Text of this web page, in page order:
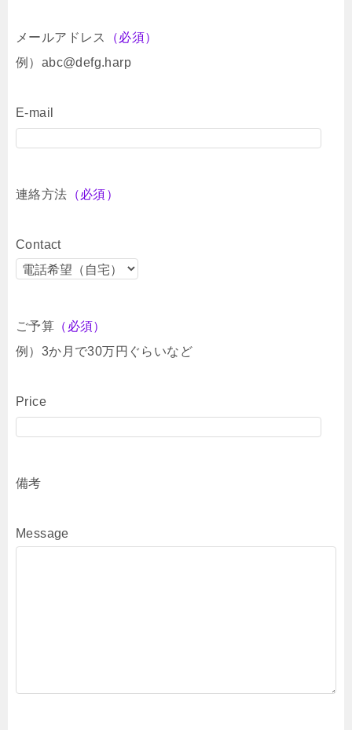
メールアドレス
（必須）
例）abc@defg.harp
E-mail
連絡方法 （必須）
Contact
ご予算 （必須）
例）3か月で30万円ぐらいなど
Price
備考
Message